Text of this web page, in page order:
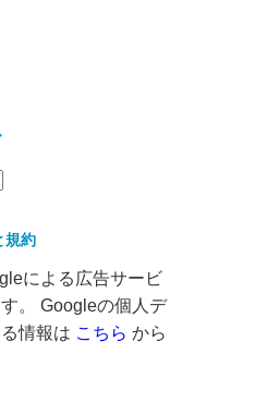
規約
による広告サービ
。 Googleの個人デ
情報は こちら から